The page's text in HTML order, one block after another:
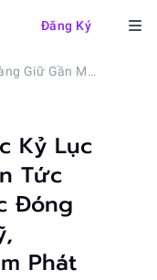
Đăng Ký
Vàng Giữ Gần Mức Kỷ Lục Trong Bối Cảnh Tin Tức Trái Chiều Về Việc Đóng Cửa Chính Phủ Mỹ, Thương Mại và Lạm Phát
Kỷ Lục
Tức
Đóng
Phát